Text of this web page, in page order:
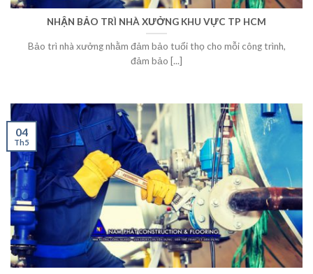
NHẬN BẢO TRÌ NHÀ XƯỞNG KHU VỰC TP HCM
Bảo trì nhà xưởng nhằm đảm bảo tuổi thọ cho mỗi công trình,
đảm bảo [...]
04
Th5